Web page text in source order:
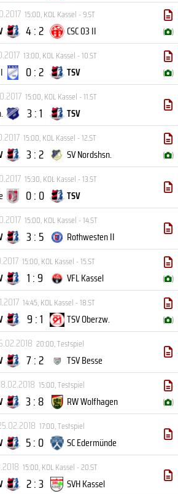
15:00,KOL Kassel - 9.ST
4 : 2 CSC 03 II ( )
13:00,KOL Kassel - 10.ST
0 : 2 TSV ( )
15:00,KOL Kassel - 11.ST
3 : 1
TSV
15:00,KOL Kassel - 12.ST
3 : 2 SV Nordshsn. ( )
15:30,KOL Kassel - 13.ST
0 : 0
TSV
15:00,KOL Kassel - 14.ST
3 : 5
Rothwesten II
15:00,KOL Kassel - 15.ST
1 : 9 VFL Kassel ( )
14:45,KOL Kassel - 18.ST
9 : 1 TSV Oberzw. ( )
20:00,Testspiel
7 : 2
TSV Besse
15:00,Testspiel
3 : 8 RW Wolfhagen ( )
17:00,Testspiel
5 : 0
SC Edermünde
15:00,KOL Kassel - 20.ST
2 : 3
SVH Kassel